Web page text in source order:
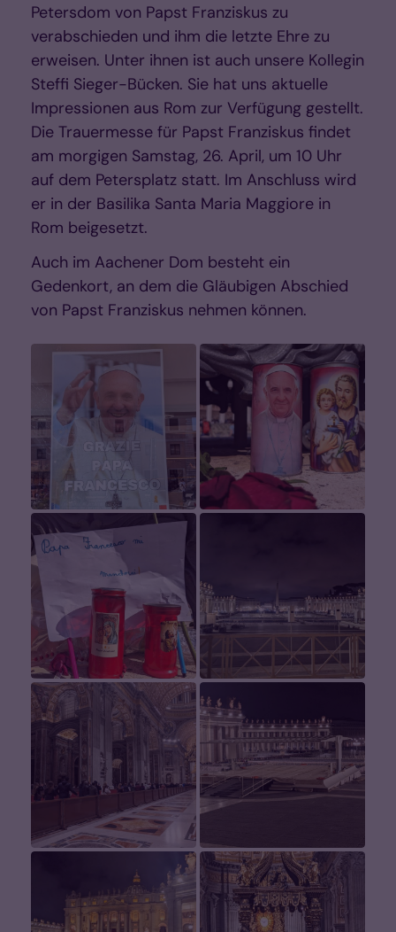
Petersdom von Papst Franziskus zu
verabschieden und ihm die letzte Ehre zu
erweisen. Unter ihnen ist auch unsere Kollegin
Steffi Sieger-Bücken. Sie hat uns aktuelle
Impressionen aus Rom zur Verfügung gestellt.
Die Trauermesse für Papst Franziskus findet
am morgigen Samstag, 26. April, um 10 Uhr
auf dem Petersplatz statt. Im Anschluss wird
er in der Basilika Santa Maria Maggiore in
Rom beigesetzt.
Auch im Aachener Dom besteht ein
Gedenkort, an dem die Gläubigen Abschied
von Papst Franziskus nehmen können.